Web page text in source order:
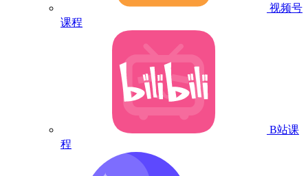
视频号
课程
B站课
程